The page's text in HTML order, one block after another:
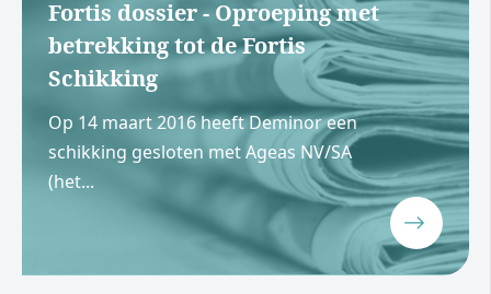
Fortis dossier - Oproeping met
betrekking tot de Fortis
Schikking
Op 14 maart 2016 heeft Deminor een
schikking gesloten met Ageas NV/SA
(het...